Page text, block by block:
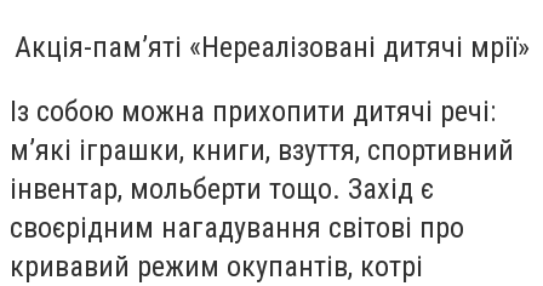
Акція-пам’яті «Нереалізовані дитячі мрії»
Із собою можна прихопити дитячі речі:
м’які іграшки, книги, взуття, спортивний
інвентар, мольберти тощо. Захід є
своєрідним нагадування світові про
кривавий режим окупантів, котрі